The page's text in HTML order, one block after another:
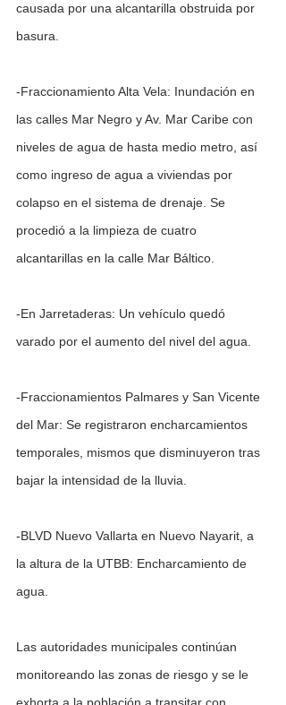
causada por una alcantarilla obstruida por
basura.
-Fraccionamiento Alta Vela: Inundación en
las calles Mar Negro y Av. Mar Caribe con
niveles de agua de hasta medio metro, así
como ingreso de agua a viviendas por
colapso en el sistema de drenaje. Se
procedió a la limpieza de cuatro
alcantarillas en la calle Mar Báltico.
-En Jarretaderas: Un vehículo quedó
varado por el aumento del nivel del agua.
-Fraccionamientos Palmares y San Vicente
del Mar: Se registraron encharcamientos
temporales, mismos que disminuyeron tras
bajar la intensidad de la lluvia.
-BLVD Nuevo Vallarta en Nuevo Nayarit, a
la altura de la UTBB: Encharcamiento de
agua.
Las autoridades municipales continúan
monitoreando las zonas de riesgo y se le